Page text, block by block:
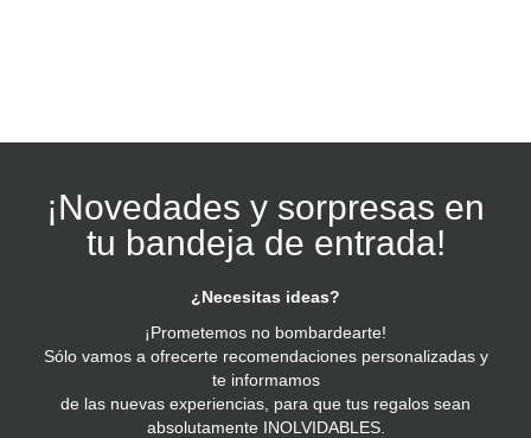
¡Novedades y sorpresas en
tu bandeja de entrada!
¿Necesitas ideas?
¡Prometemos no bombardearte!
Sólo vamos a ofrecerte recomendaciones personalizadas y
te informamos
de las nuevas experiencias, para que tus regalos sean
absolutamente INOLVIDABLES.